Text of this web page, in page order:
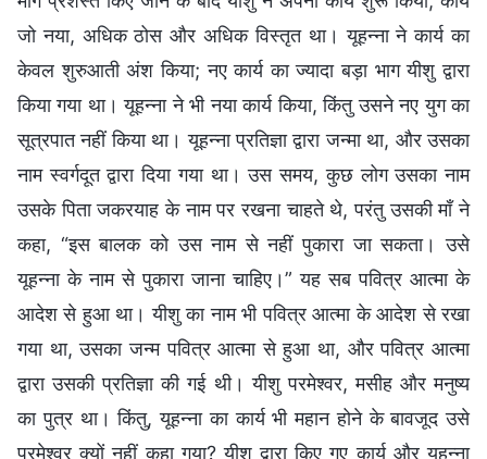
जो नया, अधिक ठोस और अधिक विस्तृत था। यूहन्ना ने कार्य का
केवल शुरुआती अंश किया; नए कार्य का ज्यादा बड़ा भाग यीशु द्वारा
किया गया था। यूहन्ना ने भी नया कार्य किया, किंतु उसने नए युग का
सूत्रपात नहीं किया था। यूहन्ना प्रतिज्ञा द्वारा जन्मा था, और उसका
नाम स्वर्गदूत द्वारा दिया गया था। उस समय, कुछ लोग उसका नाम
उसके पिता जकरयाह के नाम पर रखना चाहते थे, परंतु उसकी माँ ने
कहा, “इस बालक को उस नाम से नहीं पुकारा जा सकता। उसे
यूहन्ना के नाम से पुकारा जाना चाहिए।” यह सब पवित्र आत्मा के
आदेश से हुआ था। यीशु का नाम भी पवित्र आत्मा के आदेश से रखा
गया था, उसका जन्म पवित्र आत्मा से हुआ था, और पवित्र आत्मा
द्वारा उसकी प्रतिज्ञा की गई थी। यीशु परमेश्वर, मसीह और मनुष्य
का पुत्र था। किंतु, यूहन्ना का कार्य भी महान होने के बावजूद उसे
परमेश्वर क्यों नहीं कहा गया? यीशु द्वारा किए गए कार्य और यूहन्ना